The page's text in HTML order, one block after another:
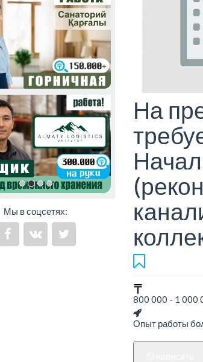
Мы в соцсетях:
На
800 000 - 1 000
Опыт работы